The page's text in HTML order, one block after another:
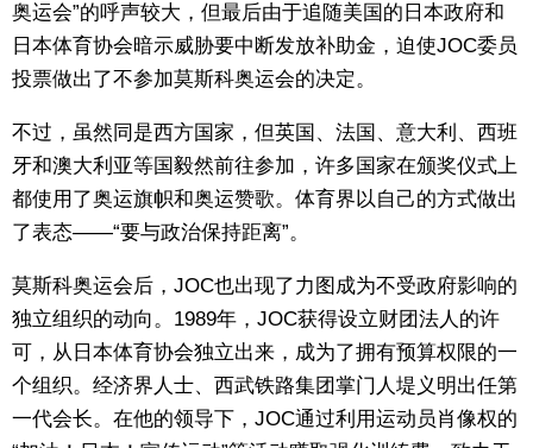
奥运会”的呼声较大，但最后由于追随美国的日本政府和
日本体育协会暗示威胁要中断发放补助金，迫使JOC委员
投票做出了不参加莫斯科奥运会的决定。
不过，虽然同是西方国家，但英国、法国、意大利、西班
牙和澳大利亚等国毅然前往参加，许多国家在颁奖仪式上
都使用了奥运旗帜和奥运赞歌。体育界以自己的方式做出
了表态——“要与政治保持距离”。
莫斯科奥运会后，JOC也出现了力图成为不受政府影响的
独立组织的动向。1989年，JOC获得设立财团法人的许
可，从日本体育协会独立出来，成为了拥有预算权限的一
个组织。经济界人士、西武铁路集团掌门人堤义明出任第
一代会长。在他的领导下，JOC通过利用运动员肖像权的